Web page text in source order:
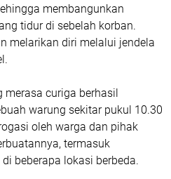
membangunkan
tidur di sebelah korban.
melarikan diri melalui jendela
merasa curiga berhasil
warung sekitar pukul 10.30
oleh warga dan pihak
termasuk
beberapa lokasi berbeda.